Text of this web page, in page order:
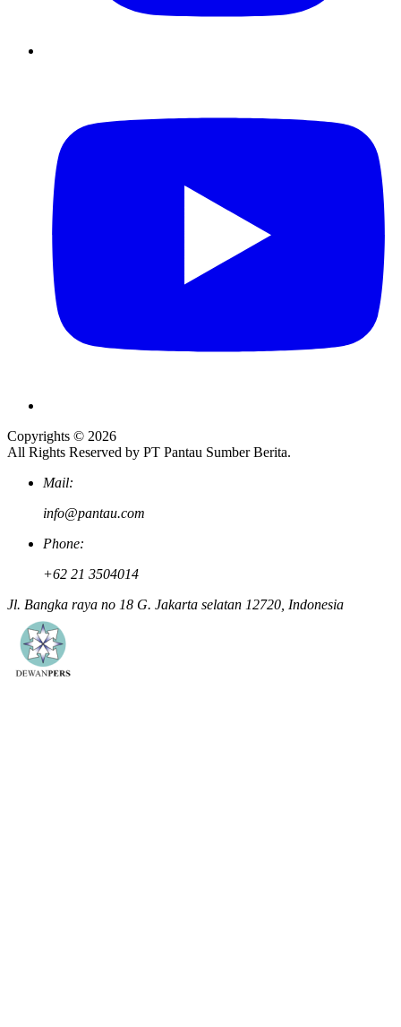
Copyrights © 2026
All Rights Reserved by PT Pantau Sumber Berita.
Mail:
info@pantau.com
Phone:
+62 21 3504014
Jl. Bangka raya no 18 G. Jakarta selatan 12720, Indonesia